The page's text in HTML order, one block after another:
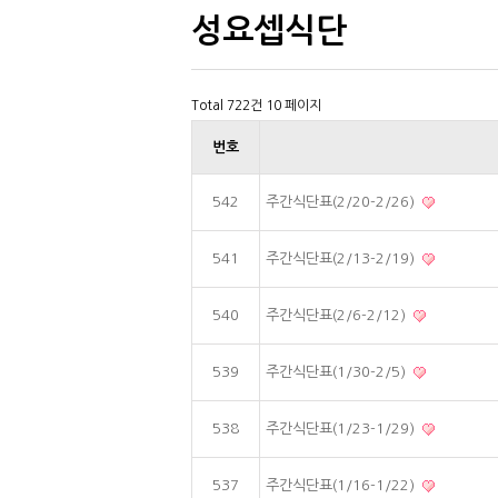
성요셉식단
Total 722건 10 페이지
번호
542 주간식단표(2/20-2/26)
541 주간식단표(2/13-2/19)
540 주간식단표(2/6-2/12)
539 주간식단표(1/30-2/5)
538 주간식단표(1/23-1/29)
537 주간식단표(1/16-1/22)